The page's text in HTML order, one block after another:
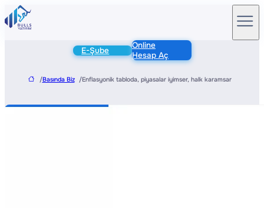
E-Şube
Online
Hesap Aç
/Basında Biz /Enflasyonik tabloda, piyasalar iyimser, halk karamsar